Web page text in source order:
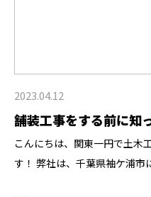
2023.04.12
舗装工事をする前に知
こんにちは、関東一円で土木
す！ 弊社は、千葉県袖ケ浦市